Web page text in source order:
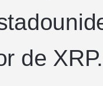
de XRP.